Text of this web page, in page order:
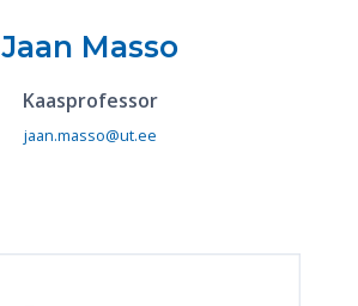
Jaan Masso
Kaasprofessor
jaan.masso@ut.ee